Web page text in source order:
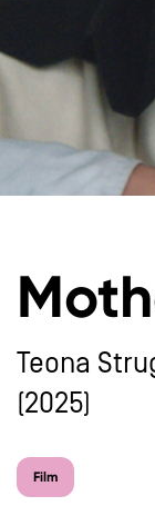
Teona
(2025)
Film